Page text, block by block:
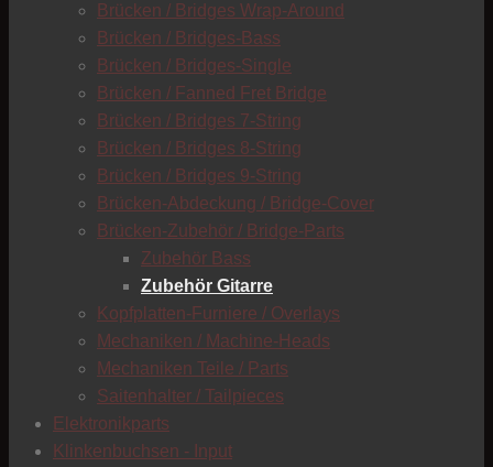
Brücken / Bridges Wrap-Around
Brücken / Bridges-Bass
Brücken / Bridges-Single
Brücken / Fanned Fret Bridge
Brücken / Bridges 7-String
Brücken / Bridges 8-String
Brücken / Bridges 9-String
Brücken-Abdeckung / Bridge-Cover
Brücken-Zubehör / Bridge-Parts
Zubehör Bass
Zubehör Gitarre
Kopfplatten-Furniere / Overlays
Mechaniken / Machine-Heads
Mechaniken Teile / Parts
Saitenhalter / Tailpieces
Elektronikparts
Klinkenbuchsen - Input